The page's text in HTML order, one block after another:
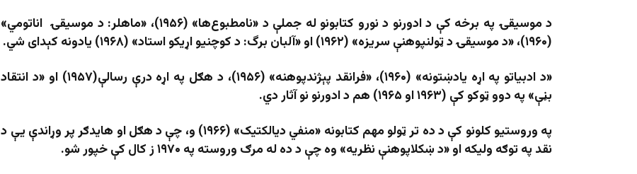
د موسیقۍ په برخه کې د ادورنو د نورو کتابونو له جملې د «نامطبوع‌ها» (۱۹۵۶)، «ماهلر: د موسیقۍ اناتومي»
(۱۹۶۰)، «د موسیقۍ د ټولنپوهنې سريزه» (۱۹۶۲) او «آلبان برگ: د کوچنیو اړیکو استاد» (۱۹۶۸) یادونه کېدای شي.
«د ادبیاتو په اړه یادښتونه» (۱۹۶۰)، «فرانقد پېژندپوهنه» (۱۹۵۶)، د هګل په اړه درې رسالې(۱۹۵۷) او «د انتقاد
بڼې» په دوو ټوکو کې (۱۹۶۳ او ۱۹۶۵) هم د ادورنو نو آثار دي.
په وروستیو کلونو کې د ده تر ټولو مهم کتابونه «منفي دیالکتیک» (۱۹۶۶) و، چې د هګل او هایدګر پر وړاندې یې د
نقد په توګه ولیکه او «د ښکلاپوهنې نظریه» وه چې د ده له مرګ وروسته په ۱۹۷۰ ز کال کې خپور شو.